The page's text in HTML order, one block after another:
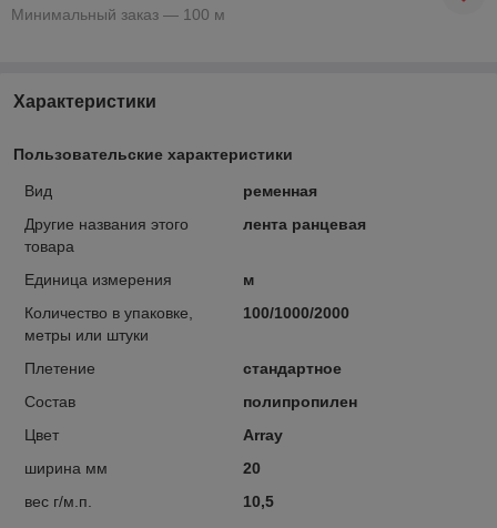
Минимальный заказ — 100 м
Характеристики
Пользовательские характеристики
Вид
ременная
Другие названия этого
товара
лента ранцевая
Единица измерения
м
Количество в упаковке,
метры или штуки
100/1000/2000
Плетение
стандартное
Состав
полипропилен
Цвет
Array
ширина мм
20
вес г/м.п.
10,5